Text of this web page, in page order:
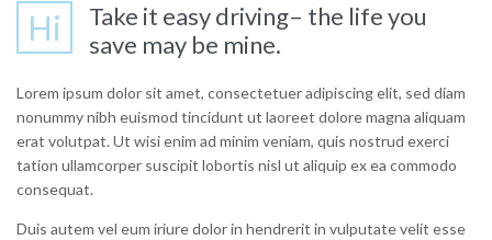
Hi
Take it easy driving– the life you
save may be mine.
Lorem ipsum dolor sit amet, consectetuer adipiscing elit, sed diam
nonummy nibh euismod tincidunt ut laoreet dolore magna aliquam
erat volutpat. Ut wisi enim ad minim veniam, quis nostrud exerci
tation ullamcorper suscipit lobortis nisl ut aliquip ex ea commodo
consequat.
Duis autem vel eum iriure dolor in hendrerit in vulputate velit esse